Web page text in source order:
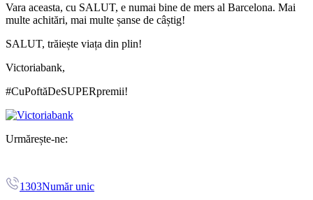
Vara aceasta, cu SALUT, e numai bine de mers al Barcelona. Mai
multe achitări, mai multe șanse de câștig!
SALUT, trăiește viața din plin!
Victoriabank,
#CuPoftăDeSUPERpremii!
Urmărește-ne:
1303Număr unic